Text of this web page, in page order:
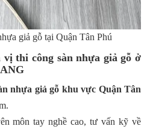
giả gỗ tại Quận Tân Phú
thi công sàn nhựa giả gỗ ở
nhựa giả gỗ khu vực Quận Tân
môn tay nghề cao, tư vấn kỹ về